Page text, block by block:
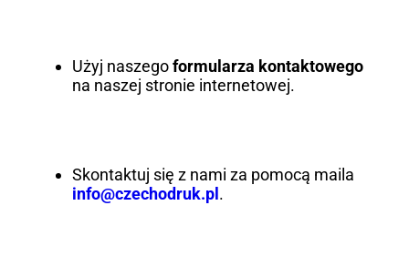
Użyj naszegoformularza kontaktowego
na naszej stronie internetowej.
Skontaktuj się z nami za pomocą maila
info@czechodruk.pl .